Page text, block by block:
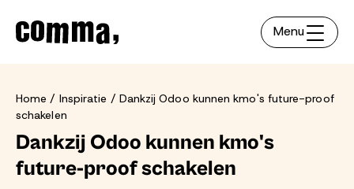
Menu
Home Inspiratie
Dankzij Odoo kunnen kmo's future-proof
schakelen
Dankzij Odoo kunnen kmo's
future-proof schakelen